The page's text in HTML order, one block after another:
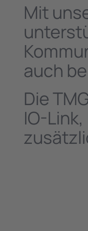
Mit
auch
Die
IO-